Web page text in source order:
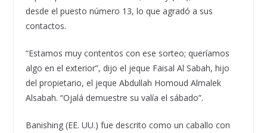
desde el puesto número 13, lo que agradó a sus
contactos.
“Estamos muy contentos con ese sorteo; queríamos
algo en el exterior”, dijo el jeque Faisal Al Sabah, hijo
del propietario, el jeque Abdullah Homoud Almalek
Alsabah. “Ojalá demuestre su valía el sábado”.
Banishing (EE. UU.) fue descrito como un caballo con